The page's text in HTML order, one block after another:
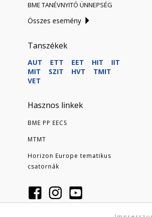
BME TANÉVNYITÓ ÜNNEPSÉG
Összes esemény
Tanszékek
AUT ETT EET HIT
IIT
MIT
SZIT HVT
TMIT
VET
Hasznos linkek
BME PP EECS
MTMT
Horizon Europe tematikus
csatornák